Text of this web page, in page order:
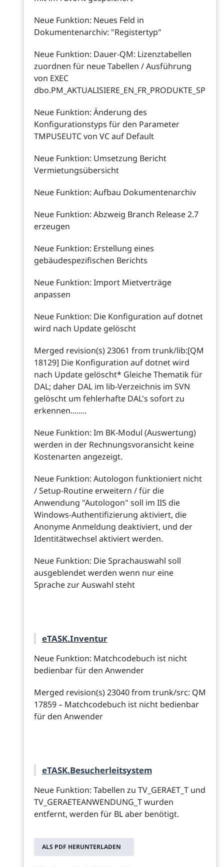
Neue Funktion: Neues Feld in
Dokumentenarchiv: "Registertyp"
Neue Funktion: Dauer-QM: Lizenztabellen
zuordnen für neue Tabellen / Ausführung
von EXEC
dbo.PM_AKTUALISIERE_EN_FR_PRODUKTE_SP
Neue Funktion: Änderung des
Konfigurationstyps für den Parameter
TMPUSEUTC von VC auf Default
Neue Funktion: Umsetzung Bericht
Vermietungsübersicht
Neue Funktion: Aufbau Dokumentenarchiv
Neue Funktion: Abzweig Branch Release 2.7
erzeugen
Neue Funktion: Erstellung eines
gebäudespezifischen Berichts
Neue Funktion: Import Mietverträge
anpassen
Neue Funktion: Die Konfiguration auf dotnet
wird nach Update gelöscht
Merged revision(s) 23061 from trunk/lib:[QM
18129] Die Konfiguration auf dotnet wird
nach Update gelöscht* Gleiche Thematik für
DAL; daher DAL im lib-Verzeichnis im SVN
gelöscht um fehlerhafte DAL's sofort zu
erkennen........
Neue Funktion: Im BK-Modul (Auswertung)
werden in der Rechnungsvoransicht keine
Kostenarten angezeigt.
Neue Funktion: Autologon funktioniert nicht
/ Setup-Routine erweitern / für die
Anwendung "Autologon" soll im IIS die
Windows-Authentifizierung aktiviert, die
Anonyme Anmeldung deaktiviert, und der
Identitätwechsel aktiviert werden.
Neue Funktion: Die Sprachauswahl soll
ausgeblendet werden wenn nur eine
Sprache zur Auswahl steht
eTASK.Inventur
Neue Funktion: Matchcodebuch ist nicht
bedienbar für den Anwender
Merged revision(s) 23040 from trunk/src: QM
17859 – Matchcodebuch ist nicht bedienbar
für den Anwender
eTASK.Besucherleitsystem
Neue Funktion: Tabellen zu TV_GERAET_T und
TV_GERAETEANWENDUNG_T wurden
entfernt, werden für BL aber benötigt.
ALS PDF HERUNTERLADEN